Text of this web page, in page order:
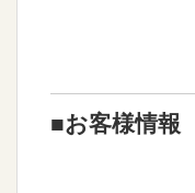
■お客様情報